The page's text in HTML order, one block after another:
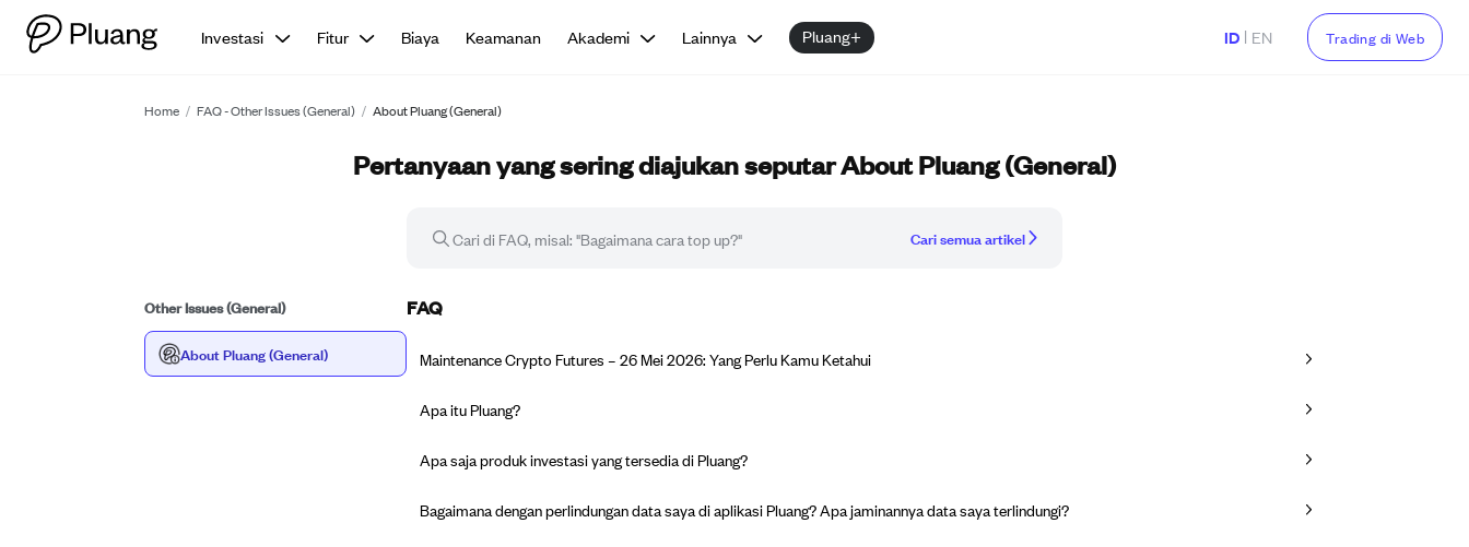
Investasi Fitur Biaya Keamanan Akademi Lainnya Pluang+ ID | EN Trading di Web
Home / FAQ - Other Issues (General) / About Pluang (General)
Pertanyaan yang sering diajukan seputar About Pluang (General)
Cari semua artikel
Other Issues (General)
About Pluang (General)
FAQ
Maintenance Crypto Futures – 26 Mei 2026: Yang Perlu Kamu Ketahui
Apa itu Pluang?
Apa saja produk investasi yang tersedia di Pluang?
Bagaimana dengan perlindungan data saya di aplikasi Pluang? Apa jaminannya data saya terlindungi?